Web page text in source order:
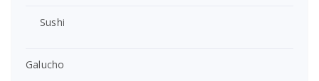
Sushi
Galucho